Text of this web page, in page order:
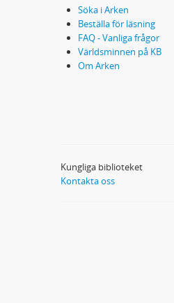
Söka i Arken
Beställa för läsning
FAQ - Vanliga frågor
Världsminnen på KB
Om Arken
Kungliga biblioteket
Kontakta oss